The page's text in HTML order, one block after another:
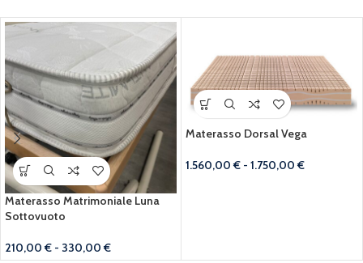
Materasso Matrimoniale Luna
Sottovuoto
210,00€ - 330,00€
Materasso Dorsal Vega
1.560,00€ - 1.750,00€